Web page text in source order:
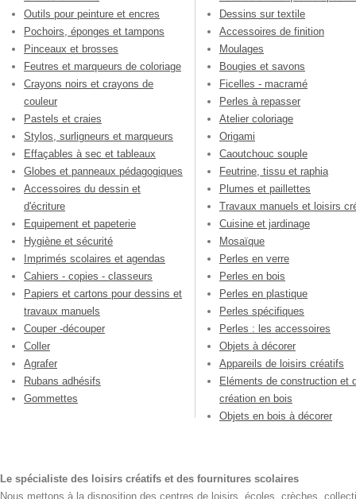
Outils pour peinture et encres
Pochoirs, éponges et tampons
Pinceaux et brosses
Feutres et marqueurs de coloriage
Crayons noirs et crayons de
couleur
Pastels et craies
Stylos, surligneurs et marqueurs
Effaçables à sec et tableaux
Globes et panneaux pédagogiques
Accessoires du dessin et
d'écriture
Equipement et papeterie
Hygiène et sécurité
Imprimés scolaires et agendas
Cahiers - copies - classeurs
Papiers et cartons pour dessins et
travaux manuels
Couper -découper
Coller
Agrafer
Rubans adhésifs
Gommettes
Dessins sur textile
Accessoires de finition
Moulages
Bougies et savons
Ficelles - macramé
Perles à repasser
Atelier coloriage
Origami
Caoutchouc souple
Feutrine, tissu et raphia
Plumes et paillettes
Travaux manuels et loisirs
Cuisine et jardinage
Mosaïque
Perles en verre
Perles en bois
Perles en plastique
Perles spécifiques
Perles : les accessoires
Objets à décorer
Appareils de loisirs créatifs
Eléments de construction et
création en bois
Objets en bois à décorer
Le spécialiste des loisirs créatifs et des fournitures scolaires
Nous mettons à la disposition des centres de loisirs, écoles, crèches,